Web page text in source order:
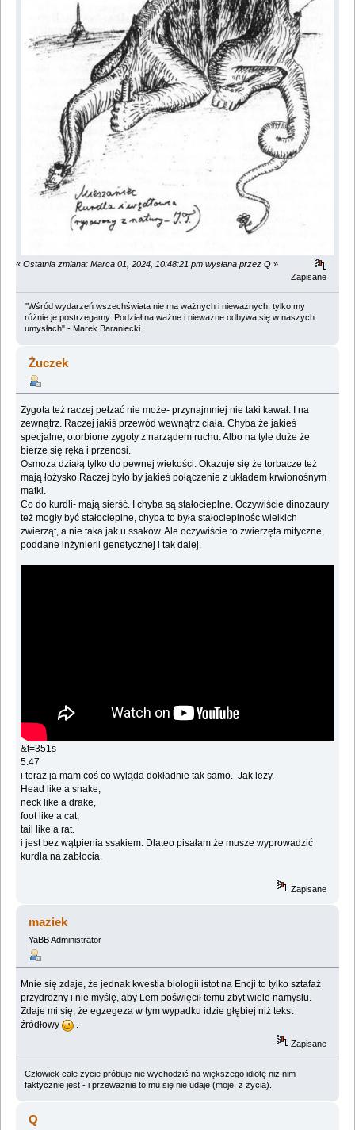
« Ostatnia zmiana: Marca 01, 2024, 10:48:21 pm wysłana przez Q »
Zapisane
"Wśród wydarzeń wszechświata nie ma ważnych i nieważnych, tylko my
różnie je postrzegamy. Podział na ważne i nieważne odbywa się w naszych
umysłach" - Marek Baraniecki
Żuczek
Zygota też raczej pełzać nie może- przynajmniej nie taki kawał. I na
zewnątrz. Raczej jakiś przewód wewnątrz ciała. Chyba że jakieś
specjalne, otorbione zygoty z narządem ruchu. Albo na tyle duże że
bierze się ręka i przenosi.
Osmoza działą tylko do pewnej wiekości. Okazuje się że torbacze też
mają łożysko.Raczej było by jakieś połączenie z układem krwionośnym
matki.
Co do kurdli- mają sierść. I chyba są stałocieplne. Oczywiście dinozaury
też mogły być stałocieplne, chyba to była stałocieplnośc wielkich
zwierząt, a nie taka jak u ssaków. Ale oczywiście to zwierzęta mityczne,
poddane inżynierii genetycznej i tak dalej.
&t=351s
5.47
i teraz ja mam coś co wyląda dokładnie tak samo. Jak leży.
Head like a snake,
neck like a drake,
foot like a cat,
tail like a rat.
i jest bez wątpienia ssakiem. Dlateo pisałam że musze wyprowadzić
kurdla na zabłocia.
Zapisane
maziek
YaBB Administrator
Mnie się zdaje, że jednak kwestia biologii istot na Encji to tylko sztafaż
przydrożny i nie myślę, aby Lem poświęcił temu zbyt wiele namysłu.
Zdaje mi się, że egzegeza w tym wypadku idzie głębiej niż tekst
źródłowy
.
Zapisane
Człowiek całe życie próbuje nie wychodzić na większego idiotę niż nim
faktycznie jest - i przeważnie to mu się nie udaje (moje, z życia).
Q